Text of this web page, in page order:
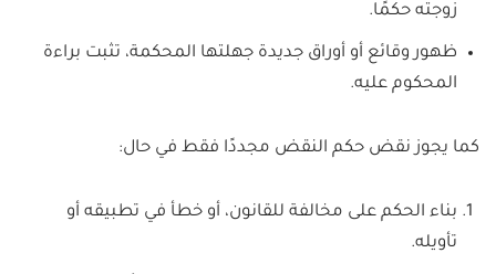
زوجته حكمًا.
ظهور وقائع أو أوراق جديدة جهلتها المحكمة، تثبت براءة
المحكوم عليه.
كما يجوز نقض حكم النقض مجددًا فقط في حال:
بناء الحكم على مخالفة للقانون، أو خطأ في تطبيقه أو
تأويله.